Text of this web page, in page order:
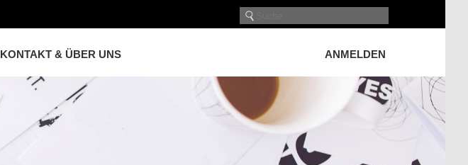
KONTAKT & ÜBER UNS ANMELDEN